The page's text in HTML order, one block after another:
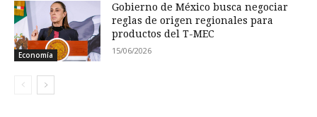
Economía
Gobierno de México busca negociar
reglas de origen regionales para
productos del T-MEC
15/06/2026